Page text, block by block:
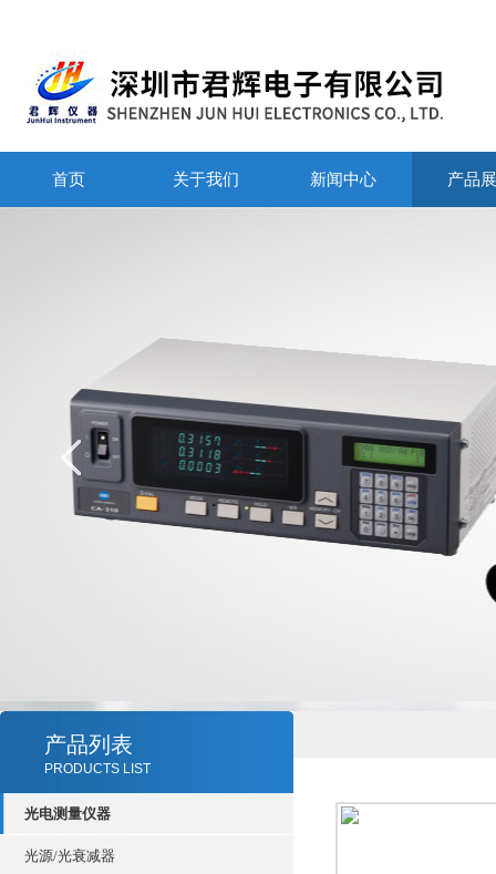
首页 关于我们 新闻中心 产品
产品列表
PRODUCTS LIST
光电测量仪器
光源/光衰减器